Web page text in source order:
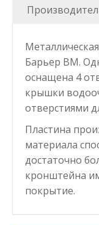
Барьер ВМ.
оснащена 4
крышки
отверстиями
Пластина
материала
достаточно
кронштейна
покрытие.